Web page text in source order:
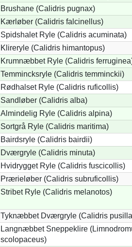
Brushane (Calidris pugnax)
Kærløber (Calidris falcinellus)
Spidshalet Ryle (Calidris acuminata)
Klireryle (Calidris himantopus)
Krumnæbbet Ryle (Calidris
Temmincksryle (Calidris temminckii)
Rødhalset Ryle (Calidris ruficollis)
Sandløber (Calidris alba)
Almindelig Ryle (Calidris alpina)
Sortgrå Ryle (Calidris maritima)
Bairdsryle (Calidris bairdii)
Dværgryle (Calidris minuta)
Hvidrygget Ryle (Calidris fuscicollis)
Prærieløber (Calidris subruficollis)
Stribet Ryle (Calidris melanotos)
Tyknæbbet Dværgryle (Calidris
Langnæbbet Sneppeklire
scolopaceus)